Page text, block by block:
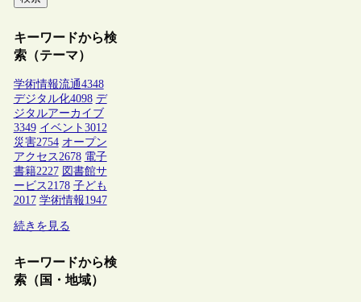
キーワードから検
索（テーマ）
学術情報流通4348
デジタル化4098 デ
ジタルアーカイブ
3349 イベント 3012
災害2754 オープン
アクセス2678 電子
書籍2227 図書館サ
ービス2178 子ども
2017 学術情報1947
続きを見る
キーワードから検
索（国・地域）